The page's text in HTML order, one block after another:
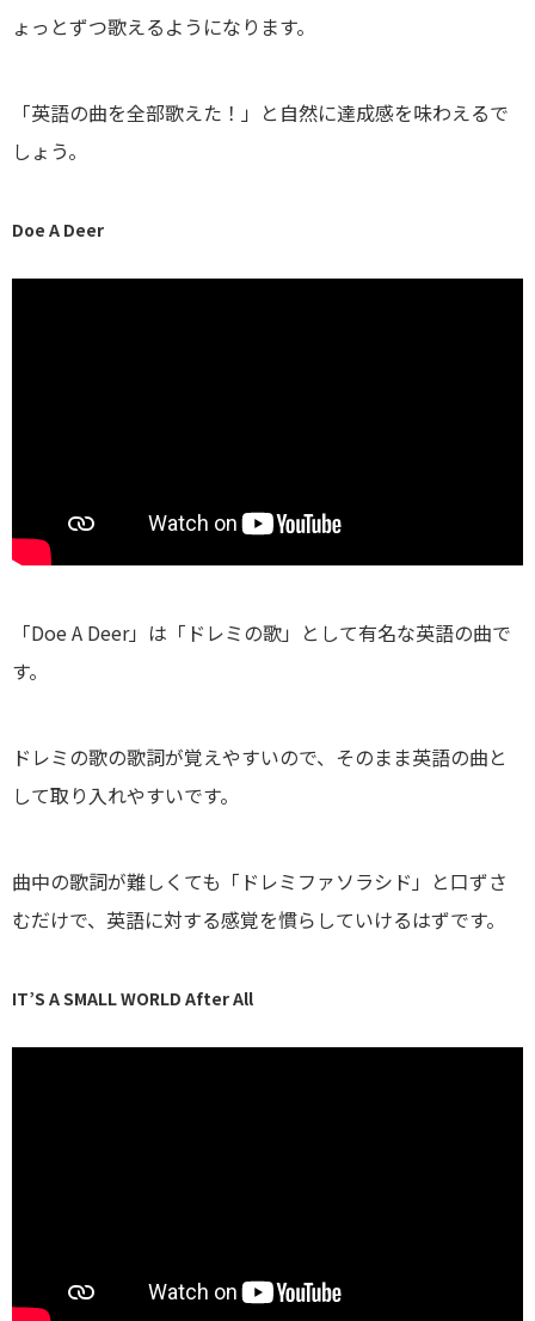
ょっとずつ歌えるようになります。
「英語の曲を全部歌えた！」と自然に達成感を味わえるで
しょう。
Doe A Deer
「Doe A Deer」は「ドレミの歌」として有名な英語の曲で
す。
ドレミの歌の歌詞が覚えやすいので、そのまま英語の曲と
して取り入れやすいです。
曲中の歌詞が難しくても「ドレミファソラシド」と口ずさ
むだけで、英語に対する感覚を慣らしていけるはずです。
IT’S A SMALL WORLD After All